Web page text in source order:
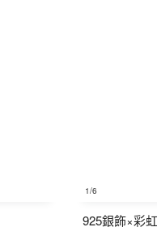
1/6
925銀飾×彩